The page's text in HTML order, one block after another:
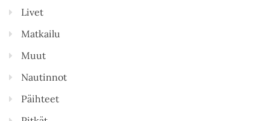
Livet
Matkailu
Muut
Nautinnot
Päihteet